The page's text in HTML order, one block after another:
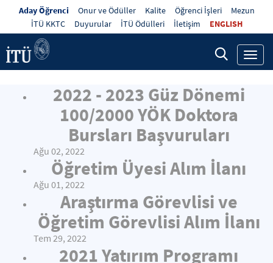
Aday Öğrenci Onur ve Ödüller Kalite Öğrenci İşleri
Mezun
İTÜ KKTC
Duyurular İTÜ Ödülleri İletişim ENGLISH
2022 - 2023 Güz Dönemi
100/2000 YÖK Doktora
Bursları Başvuruları
Ağu 02, 2022
Öğretim Üyesi Alım İlanı
Ağu 01, 2022
Araştırma Görevlisi ve
Öğretim Görevlisi Alım İlanı
Tem 29, 2022
2021 Yatırım Programı